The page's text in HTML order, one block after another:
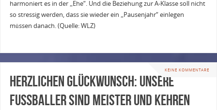
harmoniert es in der „Ehe“. Und die Beziehung zur A-Klasse soll nicht
so stressig werden, dass sie wieder ein „Pausenjahr“ einlegen
müssen danach. (Quelle: WLZ)
KEINE KOMMENTARE
Herzlichen Glückwunsch: Unsere
Fußballer sind Meister und kehren